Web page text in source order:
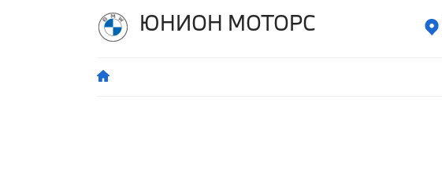
ЮНИОН МОТОРС